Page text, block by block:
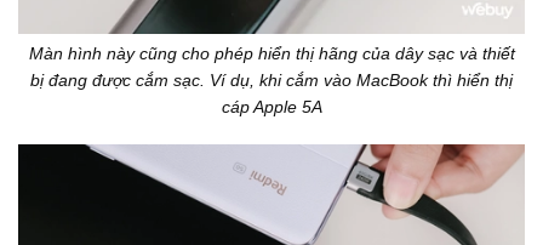
Màn hình này cũng cho phép hiển thị hãng của dây sạc và thiết
bị đang được cắm sạc. Ví dụ, khi cắm vào MacBook thì hiển thị
cáp Apple 5A